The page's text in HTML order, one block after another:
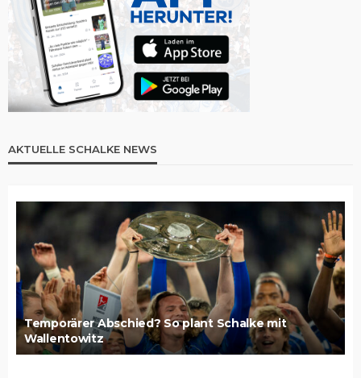
AKTUELLE SCHALKE NEWS
Temporärer Abschied? So plant Schalke mit
Wallentowitz